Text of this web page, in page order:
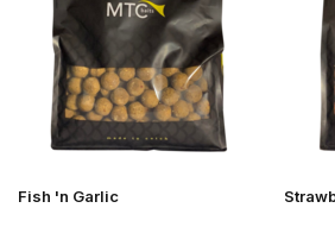
Fish 'n Garlic